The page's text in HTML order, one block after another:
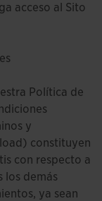
acceso al Sito
Política de
y
constituyen
con respecto a
los demás
ya sean